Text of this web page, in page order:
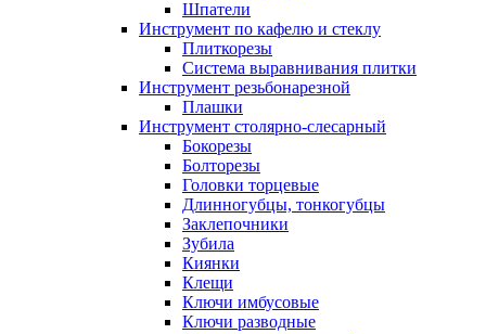
Шпатели
Инструмент по кафелю и стеклу
Плиткорезы
Система выравнивания плитки
Инструмент резьбонарезной
Плашки
Инструмент столярно-слесарный
Бокорезы
Болторезы
Головки торцевые
Длинногубцы, тонкогубцы
Заклепочники
Зубила
Киянки
Клещи
Ключи имбусовые
Ключи разводные